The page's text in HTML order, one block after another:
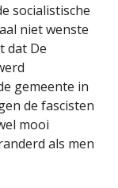
socialistische
niet wenste
dat De
gemeente in
de fascisten
mooi
als men